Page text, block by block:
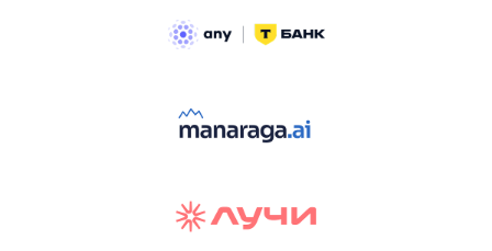
ТРЕК «AI-NATIVE»
И БИТВА АГЕНТОВ